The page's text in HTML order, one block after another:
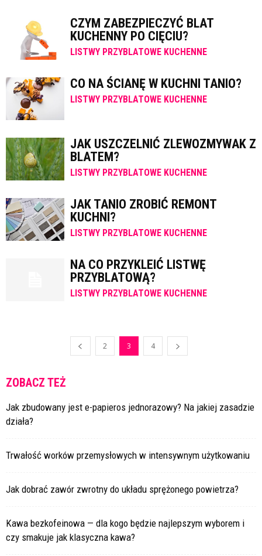
CZYM ZABEZPIECZYĆ BLAT
KUCHENNY PO CIĘCIU?
LISTWY PRZYBLATOWE KUCHENNE
CO NA ŚCIANĘ W KUCHNI TANIO?
LISTWY PRZYBLATOWE KUCHENNE
JAK USZCZELNIĆ ZLEWOZMYWAK Z
BLATEM?
LISTWY PRZYBLATOWE KUCHENNE
JAK TANIO ZROBIĆ REMONT
KUCHNI?
LISTWY PRZYBLATOWE KUCHENNE
NA CO PRZYKLEIĆ LISTWĘ
PRZYBLATOWĄ?
LISTWY PRZYBLATOWE KUCHENNE
2 3 4
ZOBACZ TEŻ
Jak zbudowany jest e-papieros jednorazowy? Na jakiej zasadzie
działa?
Trwałość worków przemysłowych w intensywnym użytkowaniu
Jak dobrać zawór zwrotny do układu sprężonego powietrza?
Kawa bezkofeinowa — dla kogo będzie najlepszym wyborem i
czy smakuje jak klasyczna kawa?